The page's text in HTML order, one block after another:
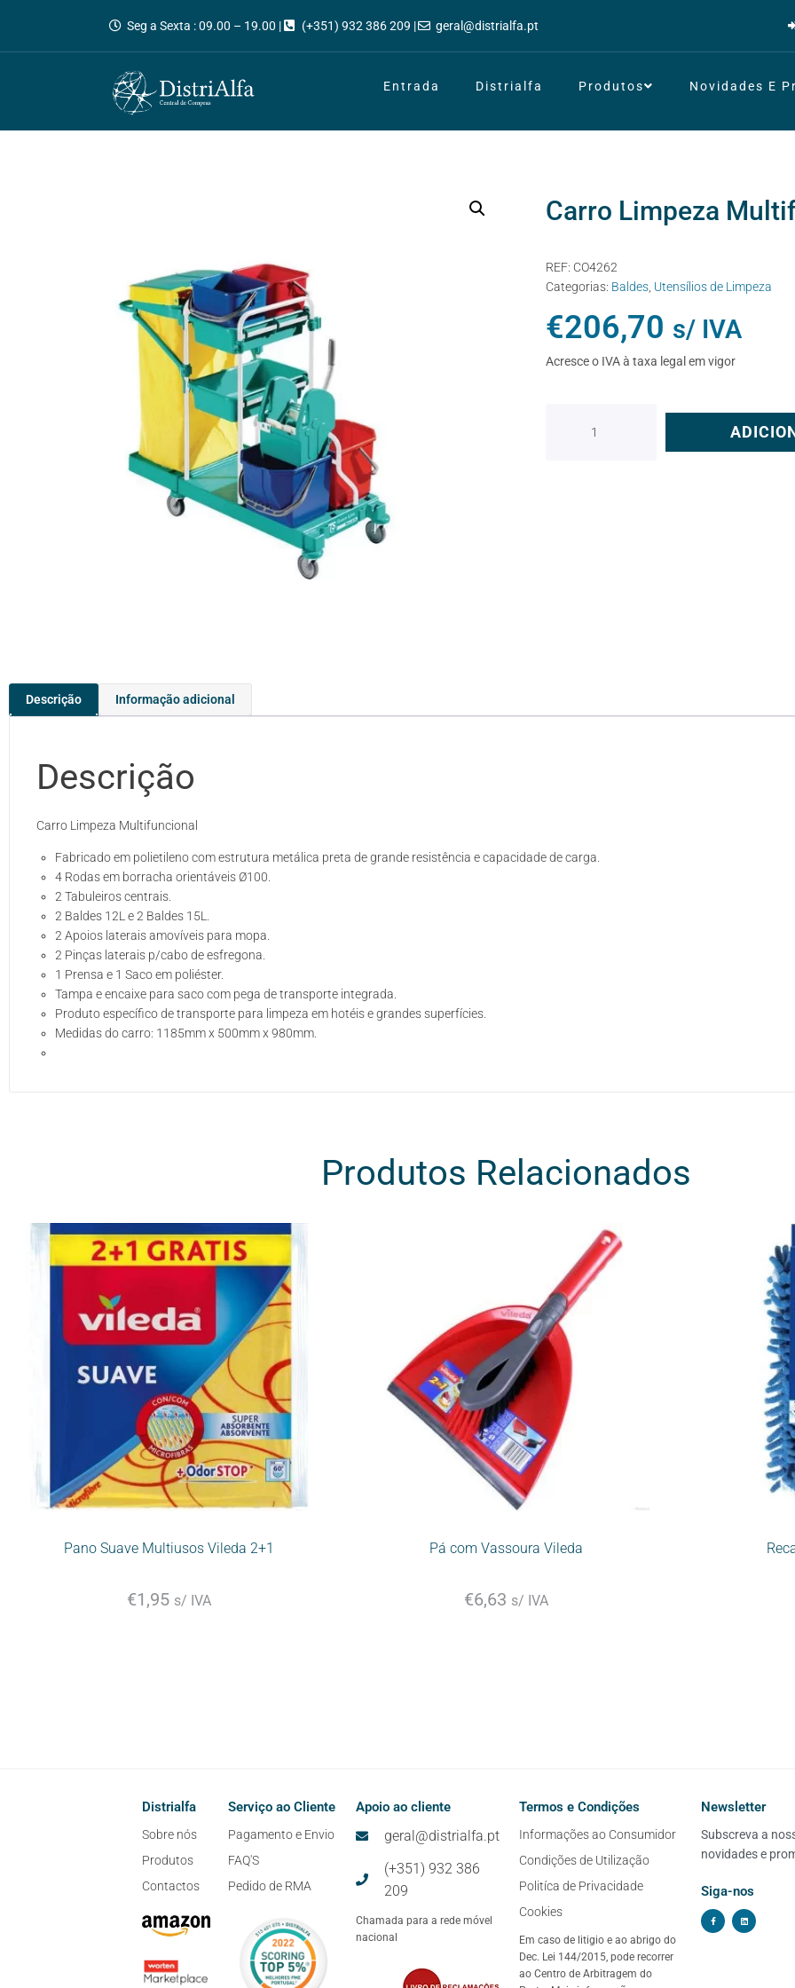
Seg a Sexta : 09.00 – 19.00 | (+351) 932 386 209 | geral@distrialfa.pt
Entrada Distrialfa Produtos Novidades E
Carro Limpeza
REF: CO4262
Categorias: Baldes Utensílios de Limpeza
€206,70 s/ IVA
Acresce o IVA à taxa legal em vigor
Descrição Informação adicional
Descrição
Carro Limpeza Multifuncional
Fabricado em polietileno com estrutura metálica preta de grande resistência e capacidade de carga.
4 Rodas em borracha orientáveis Ø100.
2 Tabuleiros centrais.
2 Baldes 12L e 2 Baldes 15L.
2 Apoios laterais amovíveis para mopa.
2 Pinças laterais p/cabo de esfregona.
1 Prensa e 1 Saco em poliéster.
Tampa e encaixe para saco com pega de transporte integrada.
Produto específico de transporte para limpeza em hotéis e grandes superfícies.
Medidas do carro: 1185mm x 500mm x 980mm.
Produtos Relacionados
Pano Suave Multiusos Vileda 2+1
€1,95 s/ IVA
Pá com Vassoura Vileda
€6,63 s/ IVA
Distrialfa
Sobre nós
Produtos
Contactos
Serviço ao Cliente
Pagamento e Envio
FAQ'S
Pedido de RMA
Apoio ao cliente
geral@distrialfa.pt
(+351) 932 386
209
Chamada para a rede móvel
nacional
Termos e Condições
Informações ao Consumidor
Condições de Utilização
Politíca de Privacidade
Cookies
Em caso de litigio e ao abrigo do
Dec. Lei 144/2015, pode recorrer
ao Centro de Arbitragem do
Newsletter
Subscreva a
novidades e
Siga-nos